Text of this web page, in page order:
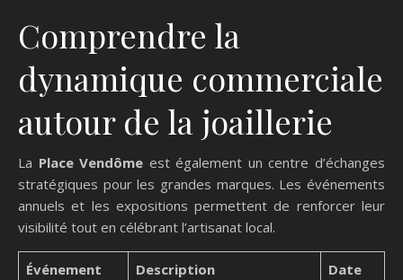
Comprendre la
dynamique commerciale
autour de la joaillerie
La Place Vendôme est également un centre d’échanges
stratégiques pour les grandes marques. Les événements
annuels et les expositions permettent de renforcer leur
visibilité tout en célébrant l’artisanat local.
Événement Description Date